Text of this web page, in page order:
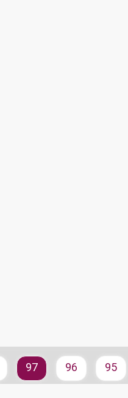
95
96
97